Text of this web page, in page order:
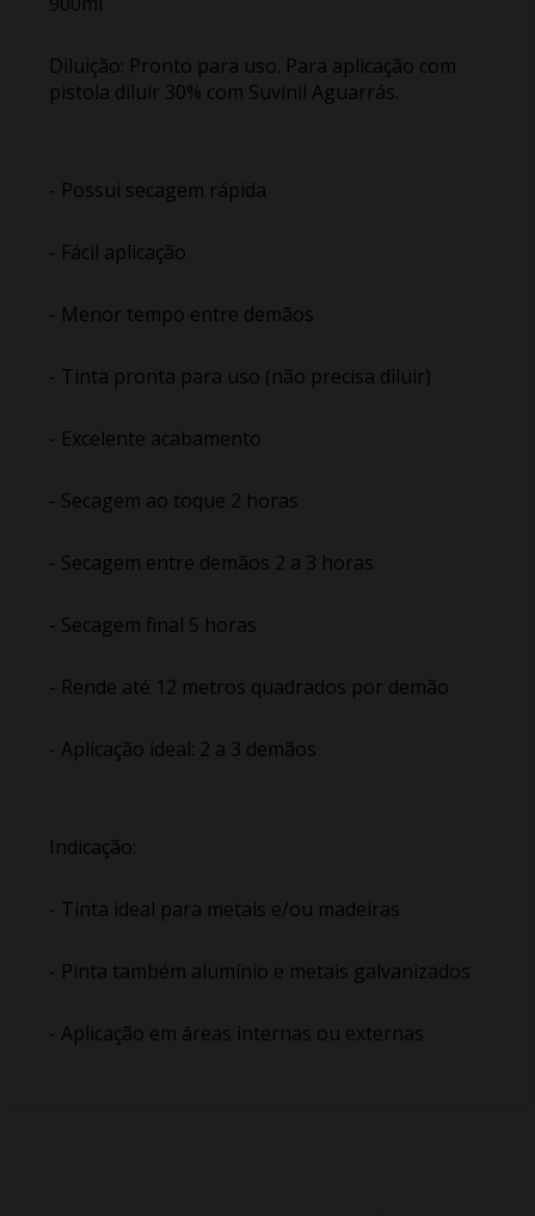
Diluição: Pronto para uso. Para aplicação com
pistola diluir 30% com Suvinil Aguarrás.
- Possui secagem rápida
- Fácil aplicação
- Menor tempo entre demãos
- Tinta pronta para uso (não precisa diluir)
- Excelente acabamento
- Secagem ao toque 2 horas
- Secagem entre demãos 2 a 3 horas
- Secagem final 5 horas
- Rende até 12 metros quadrados por demão
- Aplicação ideal: 2 a 3 demãos
Indicação:
- Tinta ideal para metais e/ou madeiras
- Pinta também alumínio e metais galvanizados
- Aplicação em áreas internas ou externas